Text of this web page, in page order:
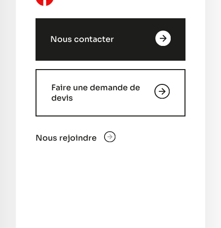
Nous contacter
Faire une demande de
devis
Nous rejoindre